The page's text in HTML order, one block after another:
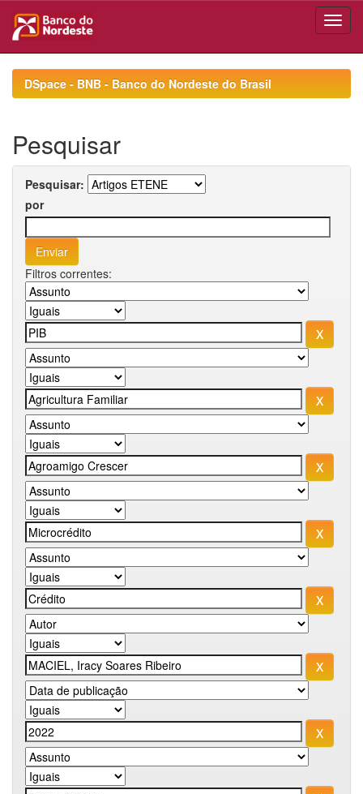
navigationDSpace - BNB - Banco do Nordeste do Brasil
Pesquisar
Pesquisar:
por
Filtros correntes: